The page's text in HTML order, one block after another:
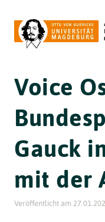
Voice
Gauck
mit der
Veröffentlicht am